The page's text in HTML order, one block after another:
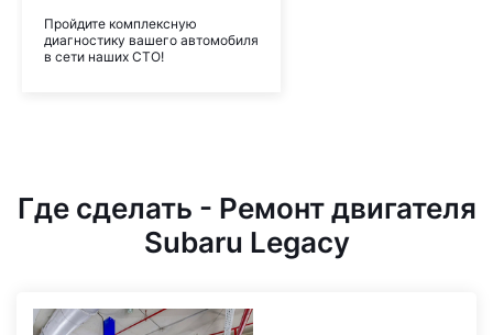
Пройдите комплексную
диагностику вашего автомобиля
в сети наших СТО!
Где сделать - Ремонт двигателя
Subaru Legacy